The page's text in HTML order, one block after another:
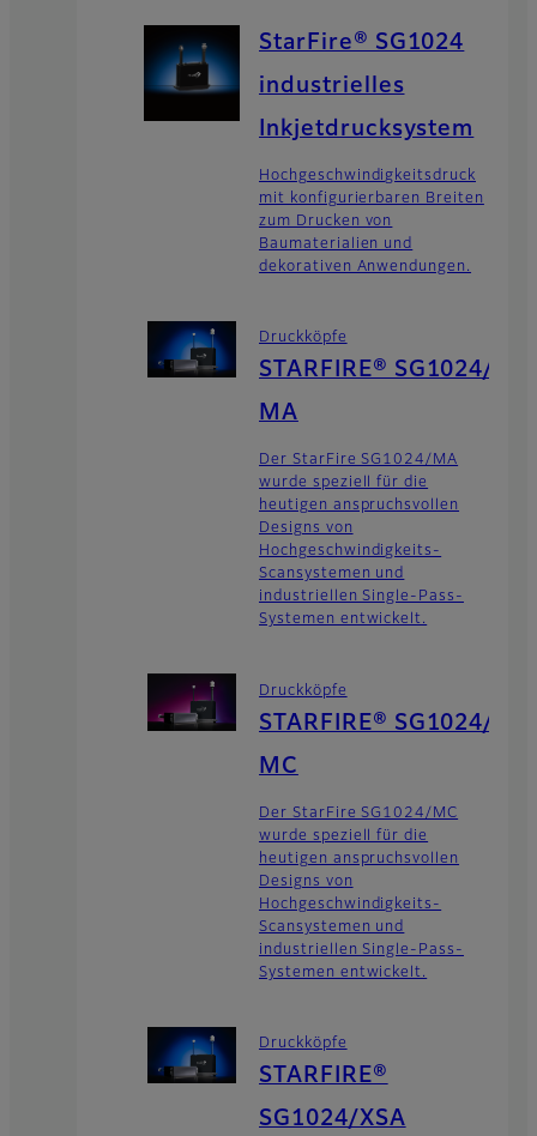
StarFire® SG1024
industrielles
Inkjetdrucksystem
Hochgeschwindigkeitsdruck
mit konfigurierbaren Breiten
zum Drucken von
Baumaterialien und
dekorativen Anwendungen.
Druckköpfe
STARFIRE® SG1024/
MA
Der StarFire SG1024/MA
wurde speziell für die
heutigen anspruchsvollen
Designs von
Hochgeschwindigkeits-
Scansystemen und
industriellen Single-Pass-
Systemen entwickelt.
Druckköpfe
STARFIRE® SG1024/
MC
Der StarFire SG1024/MC
wurde speziell für die
heutigen anspruchsvollen
Designs von
Hochgeschwindigkeits-
Scansystemen und
industriellen Single-Pass-
Systemen entwickelt.
Druckköpfe
STARFIRE®
SG1024/XSA